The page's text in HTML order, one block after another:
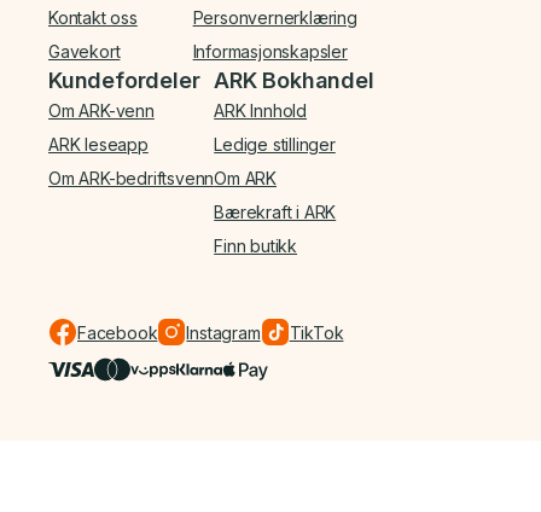
Kontakt oss
Gavekort
Personvernerklæring
Informasjonskapsler
Kundefordeler
Om ARK-venn
ARK leseapp
Om ARK-bedriftsvenn
ARK Bokhandel
ARK Innhold
Ledige stillinger
Om ARK
Bærekraft i ARK
Finn butikk
Facebook Instagram TikTok